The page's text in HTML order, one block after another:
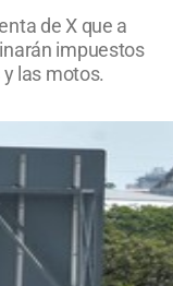
de X que a
impuestos
las motos.